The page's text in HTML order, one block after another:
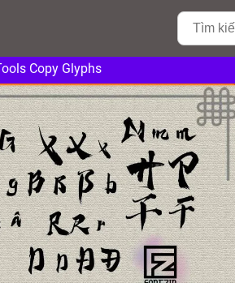
Tools Copy Glyphs